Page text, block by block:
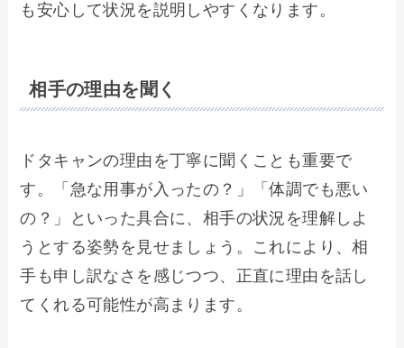
も安心して状況を説明しやすくなります。
相手の理由を聞く
ドタキャンの理由を丁寧に聞くことも重要で
す。「急な用事が入ったの？」「体調でも悪い
の？」といった具合に、相手の状況を理解しよ
うとする姿勢を見せましょう。これにより、相
手も申し訳なさを感じつつ、正直に理由を話し
てくれる可能性が高まります。